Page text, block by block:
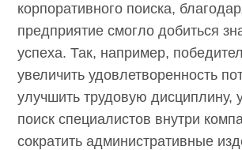
корпоративного поиска,
предприятие смогло добиться
успеха. Так, например,
увеличить удовлетворенность
улучшить трудовую дисциплину,
поиск специалистов внутри
сократить административные